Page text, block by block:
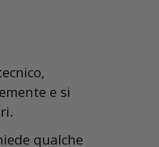
e si
qualche